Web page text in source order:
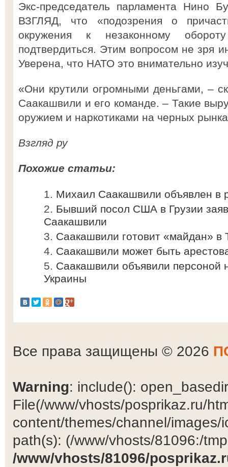
Экс-председатель парламента Нино
ВЗГЛЯД, что «подозрения о
окружения к незаконному
подтвердиться. Этим вопросом не зря
Уверена, что НАТО это внимательно
«Они крутили огромными деньгами, –
Саакашвили и его команде. – Такие
оружием и наркотиками на черных
Взгляд ру
Похожие статьи:
Михаил Саакашвили объявлен в
Бывший посол США в Грузии
Саакашвили
Саакашвили готовит «майдан» в
Саакашвили может быть
Саакашвили объявили персоной
Украины
Все права защищены © 2026
Warning: include():
File(/www/vhosts/posprikaz.ru/
content/themes/channel/
path(s): (/www/vhosts/81096:/
/www/vhosts/81096/